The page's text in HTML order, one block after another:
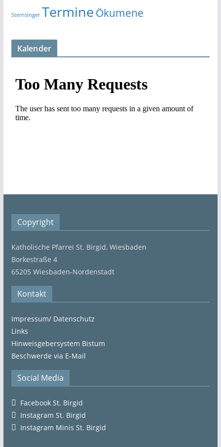
Sternsinger Termine Ökumene
Kalender
Copyright
Katholische Pfarrei St. Birgid, Wiesbaden
Borkestraße 4
65205 Wiesbaden-Nordenstadt
Kontakt
Impressum/ Datenschutz
Links
Hinweisgebersystem Bistum
Beschwerde via E-Mail
Social Media
Facebook St. Birgid
Instagram St. Birgid
Instagram Minis St. Birgid